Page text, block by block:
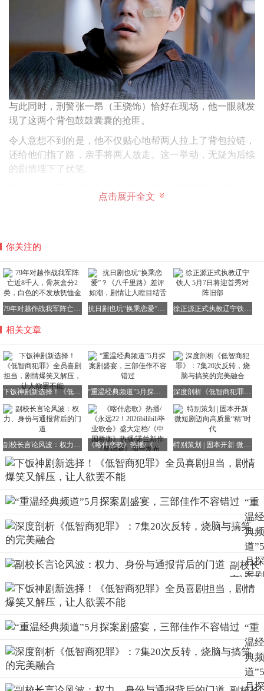
与此同时，刑警张一昂（王骁饰）恰好在现场，他一眼就发
现了这两个背包鼓鼓囊囊的抢匪。
令人意想不到的是，他不仅贴心地帮两人拉上了背包拉链，
还给他们指了路，亲手将两人放走。这一举动，无疑为后续
的剧情埋下了伏笔。
信上的关键姓名和身份证号都缺失了，但内容却震惊了所有
人。举报人声称，三江口的公安局副局长并非死于车祸，而
是被人谋杀！
就这样，他带着新人警察李茜（田曦薇饰）踏上了前往三江
口的火车。
没想到，刚到三江口，张一昂就遭遇了罪案。
公安局接到报案，同事叶剑的尸体在路边被发现。关键的
是，叶剑不仅和张一昂有过矛盾，案发现场还发现了刻
着“一昂”二字的石头。空降领导竟然秒变嫌疑人？这一情节
设计无疑增加了剧情的紧张感和悬念。
为了证明自己当天一直在家，张一昂找来了外卖员蒋英作
证。
然而，令人意想不到的是，蒋英的丈夫竟然是连环凶杀案的
幕后真凶。他误以为警察是来抓自己的，于是在妻子的劝说
下束手就擒。A级嫌疑犯竟然主动“送人头”，这一情节设计
既荒诞又搞笑。
在一系列的阴差阳错之后，张一昂竟然成为了公认的神探。
整个过程啼笑皆非，让人完全猜不到下一秒会发生什么。
点击展开全文
你关注的
79年对越作战我军阵亡近8千人，骨灰盒分2类，白色的不发放抚恤金 抗日剧也玩“换乘恋爱”？《八千里路》差评如潮，剧情让人瞠目结舌 徐正源正式执教辽宁铁人 5月7日将迎首秀对阵旧部
相关文章
下饭神剧新选择！《低智商犯罪》全员喜剧担当，剧情爆笑又解压，让人欲罢不能 “重温经典频道”5月探案剧盛宴，三部佳作不容错过 深度剖析《低智商犯罪》：7集20次反转，烧脑与搞笑的完美融合
副校长言论风波：权力、身份与通报背后的门道 《喀什恋歌》热播/《永远22！2026bilibili毕业歌会》盛大定档/《中国桥衡》热播/诺兰新作《奥德赛》预告发布 特别策划 | 固本开新 微短剧迈向高质量“精”时代
“重
温
典
道
月
案
盛
三
佳
不
错
副校长
言论风
波：权
份与通
报背后
的门道
“重
温
典
道
月